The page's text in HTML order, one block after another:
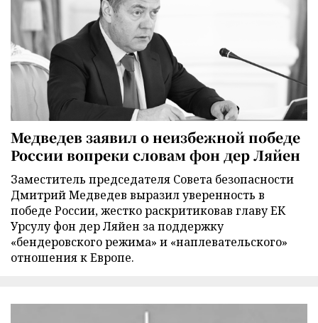
Медведев заявил о неизбежной победе
России вопреки словам фон дер Ляйен
Заместитель председателя Совета безопасности
Дмитрий Медведев выразил уверенность в
победе России, жестко раскритиковав главу ЕК
Урсулу фон дер Ляйен за поддержку
«бендеровского режима» и «наплевательского»
отношения к Европе.